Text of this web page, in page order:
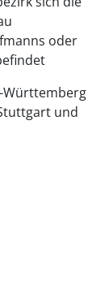
oder
Württemberg
und